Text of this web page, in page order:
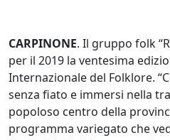
CARPINONE. Il gruppo folk
per il 2019 la ventesima
Internazionale del Folklore.
senza fiato e immersi nella
popoloso centro della
programma variegato che